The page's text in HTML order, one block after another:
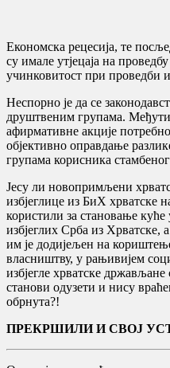
Економска рецесија, те
су имале утјецаја на
учинковитост при проведби
Неспорно је да се
друштвеним групама.
афирмативне акције
објективно оправдање
групама корисника
Јесу ли новопримљени
избјеглице из БиХ хрватске
користили за становање
избјеглих Срба из Хрватске,
им је додијељен на
власништву, у рањивијем
избјегле хрватске
станови одузети и нису
обрнута?!
ПРЕКРШИЛИ И СВОЈ